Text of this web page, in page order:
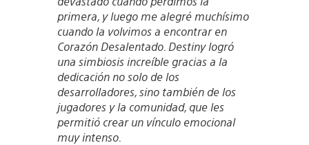
primera, y luego me alegré muchísimo
cuando la volvimos a encontrar en
Corazón Desalentado. Destiny logró
una simbiosis increíble gracias a la
dedicación no solo de los
desarrolladores, sino también de los
jugadores y la comunidad, que les
permitió crear un vínculo emocional
muy intenso.